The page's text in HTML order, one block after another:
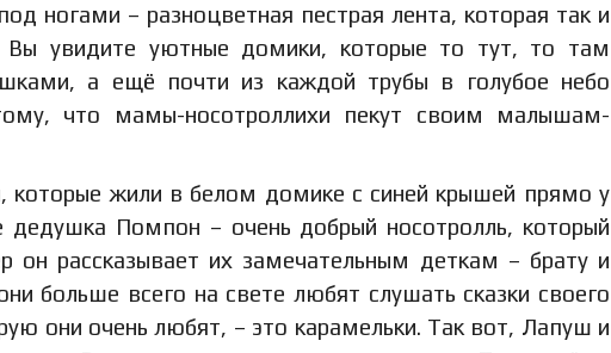
ногами – разноцветная пестрая лента, которая так и
увидите уютные домики, которые то тут, то там
а ещё почти из каждой трубы в голубое небо
что мамы-носотроллихи пекут своим малышам-
которые жили в белом домике с синей крышей прямо у
Помпон – очень добрый носотролль, который
он рассказывает их замечательным деткам – брату и
больше всего на свете любят слушать сказки своего
они очень любят, – это карамельки. Так вот, Лапуш и